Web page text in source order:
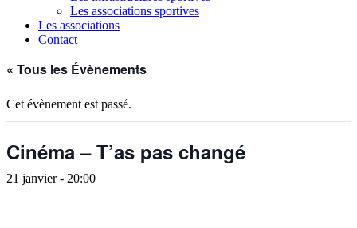
Les associations sportives
Les associations
Contact
« Tous les Évènements
Cet évènement est passé.
Cinéma – T’as pas changé
21 janvier - 20:00